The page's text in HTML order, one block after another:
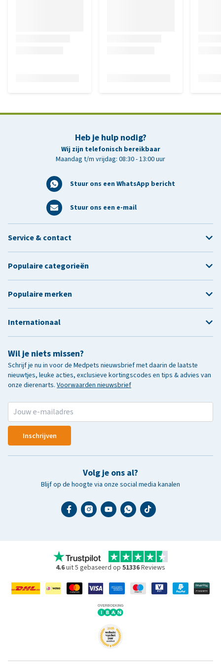
Heb je hulp nodig?
Wij zijn telefonisch bereikbaar
Maandag t/m vrijdag: 08:30 - 13:00 uur
Stuur ons een WhatsApp bericht
Stuur ons een e-mail
Wil je niets missen?
Schrijf je nu in voor de Medpets nieuwsbrief met daarin de laatste
nieuwtjes, leuke acties, exclusieve kortingscodes en tips & advies van
onze dierenarts. Voorwaarden nieuwsbrief
Inschrijven
Volg je ons al?
Blijf op de hoogte via onze social media kanalen
Service & contact
Populaire categorieën
Populaire merken
Internationaal
4.6uit 5 gebaseerd op 51336Reviews